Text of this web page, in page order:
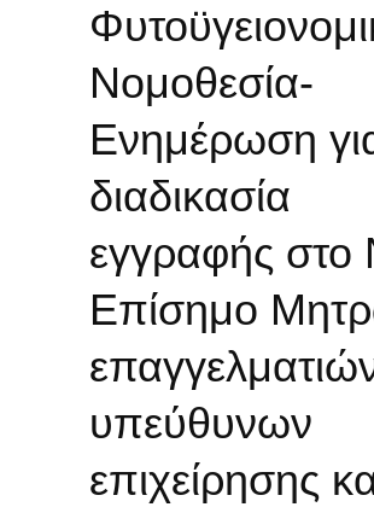
Νομοθεσία-
Ενημέρωση
διαδικασία
εγγραφής στο
Επίσημο
υπεύθυνων
επιχείρησης